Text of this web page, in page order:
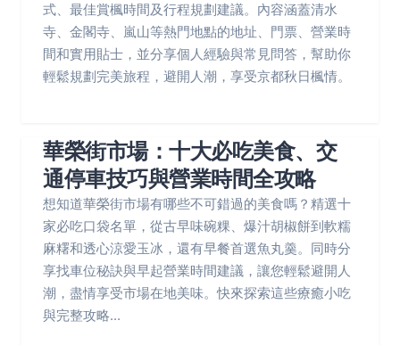
式、最佳賞楓時間及行程規劃建議。內容涵蓋清水
寺、金閣寺、嵐山等熱門地點的地址、門票、營業時
間和實用貼士，並分享個人經驗與常見問答，幫助你
輕鬆規劃完美旅程，避開人潮，享受京都秋日楓情。
華榮街市場：十大必吃美食、交
通停車技巧與營業時間全攻略
想知道華榮街市場有哪些不可錯過的美食嗎？精選十
家必吃口袋名單，從古早味碗粿、爆汁胡椒餅到軟糯
麻糬和透心涼愛玉冰，還有早餐首選魚丸羹。同時分
享找車位秘訣與早起營業時間建議，讓您輕鬆避開人
潮，盡情享受市場在地美味。快來探索這些療癒小吃
與完整攻略...